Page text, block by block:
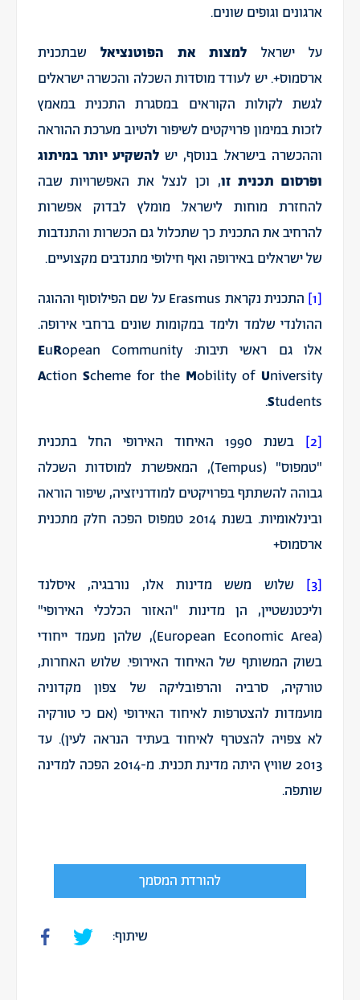
ארגונים וגופים שונים.
על ישראל למצות את הפוטנציאלשבתכנית
ארסמוס+. יש לעודד מוסדות השכלה והכשרה ישראלים
לגשת לקולות הקוראים במסגרת התכנית במאמץ
לזכות במימון פרויקטים לשיפור ולטיוב מערכת ההוראה
וההכשרה בישראל. בנוסף, ישלהשקיע יותר במיתוג
ופרסום תכנית זו, וכן לנצל את האפשרויות שבה
להחזרת מוחות לישראל. מומלץ לבדוק אפשרות
להרחיב את התכנית כך שתכלול גם הכשרות והתנדבות
של ישראלים באירופה ואף חילופי מתנדבים מקצועיים.
[1]
התכנית נקראת Erasmus על שם הפילוסוף וההוגה
ההולנדי שלמד ולימד במקומות שונים ברחבי אירופה.
אלו גם ראשי תיבות:
EuRopean Community
Action Scheme for the Mobility of University
Students.
[2]
בשנת 1990 האיחוד האירופי החל בתכנית
"טמפוס" (Tempus), המאפשרת למוסדות השכלה
גבוהה להשתתף בפרויקטים למודרניזציה, שיפור הוראה
ובינלאומיות. בשנת 2014 טמפוס הפכה חלק מתכנית
ארסמוס+
[3]
שלוש משש מדינות אלו, נורבגיה, איסלנד
וליכטנשטיין, הן מדינות "האזור הכלכלי האירופי"
(European Economic Area), שלהן מעמד ייחודי
בשוק המשותף של האיחוד האירופי. שלוש האחרות,
טורקיה, סרביה והרפובליקה של צפון מקדוניה
מועמדות להצטרפות לאיחוד האירופי (אם כי טורקיה
לא צפויה להצטרף לאיחוד בעתיד הנראה לעין). עד
2013 שוויץ היתה מדינת תכנית. מ-2014 הפכה למדינה
שותפה.
להורדת המסמך
שיתוף: